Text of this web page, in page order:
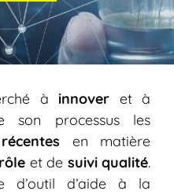
à innover et à
processus les
en matière
et de suivi qualité.
d’outil d’aide à la